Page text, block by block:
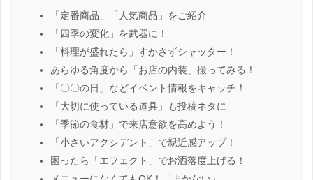
「定番商品」「人気商品」をご紹介
「四季の変化」を武器に！
「料理が盛れたら」すかさずシャッター！
あらゆる角度から「お店の内装」撮ってみる！
「〇〇の日」などイベント情報をキャッチ！
「大切に使っている道具」も投稿ネタに
「季節の食材」で来店意欲を高めよう！
「小さいアクシデント」で親近感アップ！
困ったら「エフェクト」でお洒落度上げる！